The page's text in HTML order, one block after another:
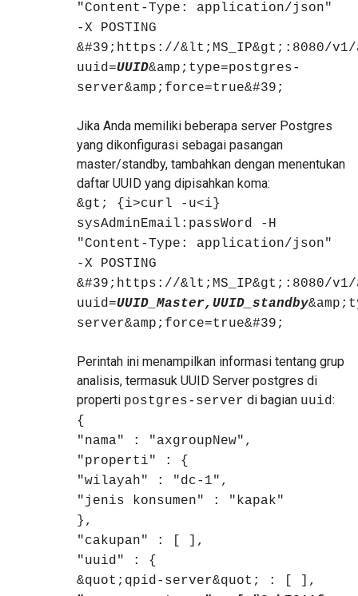
"Content-Type: application/json"
-X POSTING
&#39;https://&lt;MS_IP&gt;:8080/
uuid=UUID&amp;type=postgres-
server&amp;force=true&#39;
Jika Anda memiliki beberapa server Postgres
yang dikonfigurasi sebagai pasangan
master/standby, tambahkan dengan menentukan
daftar UUID yang dipisahkan koma:
&gt; {i>curl -u<i}
sysAdminEmail:passWord -H
"Content-Type: application/json"
-X POSTING
&#39;https://&lt;MS_IP&gt;:8080/
uuid=UUID_Master,UUID_standby
server&amp;force=true&#39;
Perintah ini menampilkan informasi tentang grup
analisis, termasuk UUID Server postgres di
properti postgres-server di bagian uuid:
{
"nama" : "axgroupNew",
"properti" : {
"wilayah" : "dc-1",
"jenis konsumen" : "kapak"
},
"cakupan" : [ ],
"uuid" : {
&quot;qpid-server&quot; : [ ],